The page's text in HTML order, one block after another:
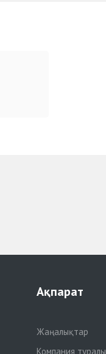
Ақпарат
Жаңалықтар
Компания туралы